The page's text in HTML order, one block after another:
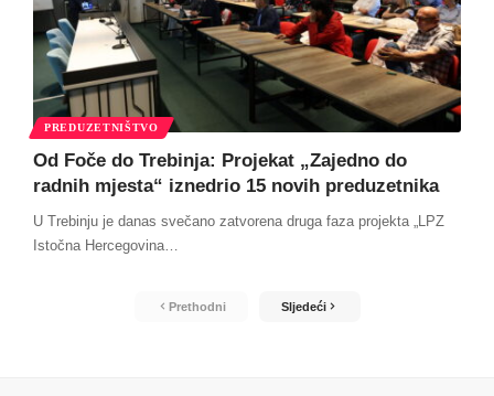
PREDUZETNIŠTVO
Od Foče do Trebinja: Projekat „Zajedno do
radnih mjesta“ iznedrio 15 novih preduzetnika
U Trebinju je danas svečano zatvorena druga faza projekta „LPZ
Istočna Hercegovina…
Prethodni Sljedeći